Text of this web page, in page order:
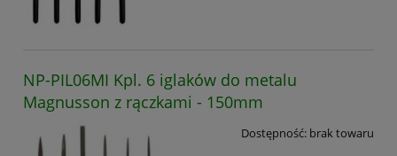
NP-PIL06MI Kpl. 6 iglaków do metalu
Magnusson z rączkami - 150mm
Dostępność: brak towaru